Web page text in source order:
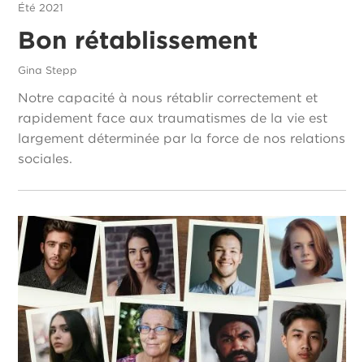
Été 2021
Bon rétablissement
Gina Stepp
Notre capacité à nous rétablir correctement et
rapidement face aux traumatismes de la vie est
largement déterminée par la force de nos relations
sociales.